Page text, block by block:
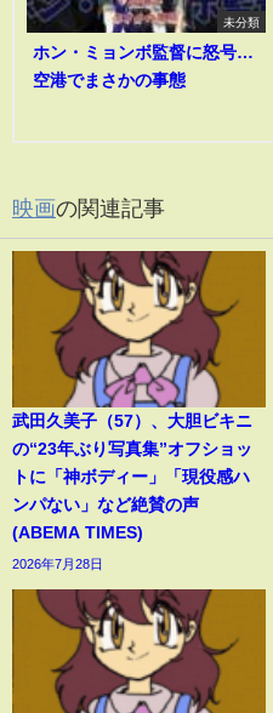
未分類
ホン・ミョンボ監督に怒号…
空港でまさかの事態
映画の関連記事
武田久美子（57）、大胆ビキニ
の“23年ぶり写真集”オフショッ
トに「神ボディー」「現役感ハ
ンパない」など絶賛の声
(ABEMA TIMES)
2026年7月28日